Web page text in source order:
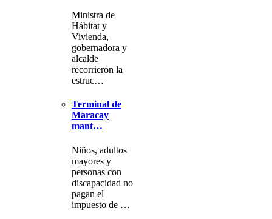
Ministra de
Hábitat y
Vivienda,
gobernadora y
alcalde
recorrieron la
estruc…
Terminal de
Maracay
mant…
Niños, adultos
mayores y
personas con
discapacidad no
pagan el
impuesto de …